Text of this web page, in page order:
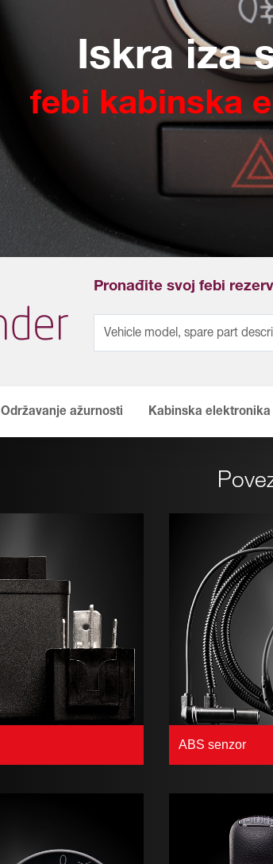
Iskra iza
febi kabinska
Pronađite svoj febi
Održavanje ažurnosti Kabinska
ABS senzor